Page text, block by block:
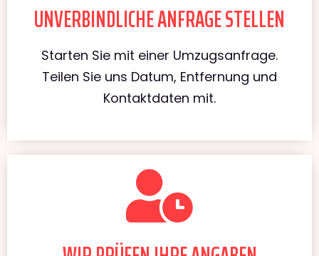
UNVERBINDLICHE ANFRAGE STELLEN
Starten Sie mit einer Umzugsanfrage.
Teilen Sie uns Datum, Entfernung und
Kontaktdaten mit.